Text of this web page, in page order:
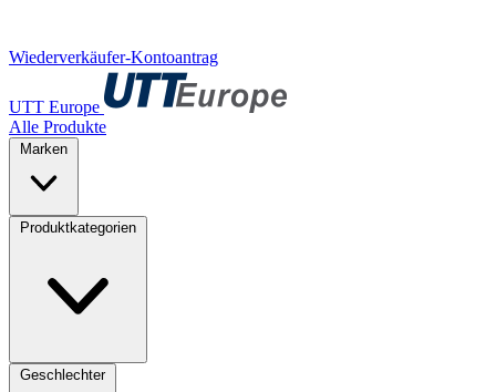
Wiederverkäufer-Kontoantrag
UTT Europe
Alle Produkte
Marken
Produktkategorien
Geschlechter